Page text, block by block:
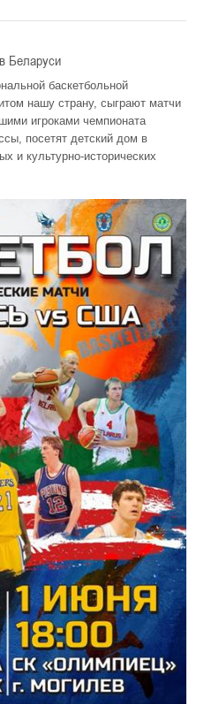
Беларуси
баскетбольной
нашу страну, сыграют матчи
игроками чемпионата
посетят детский дом в
и культурно-исторических